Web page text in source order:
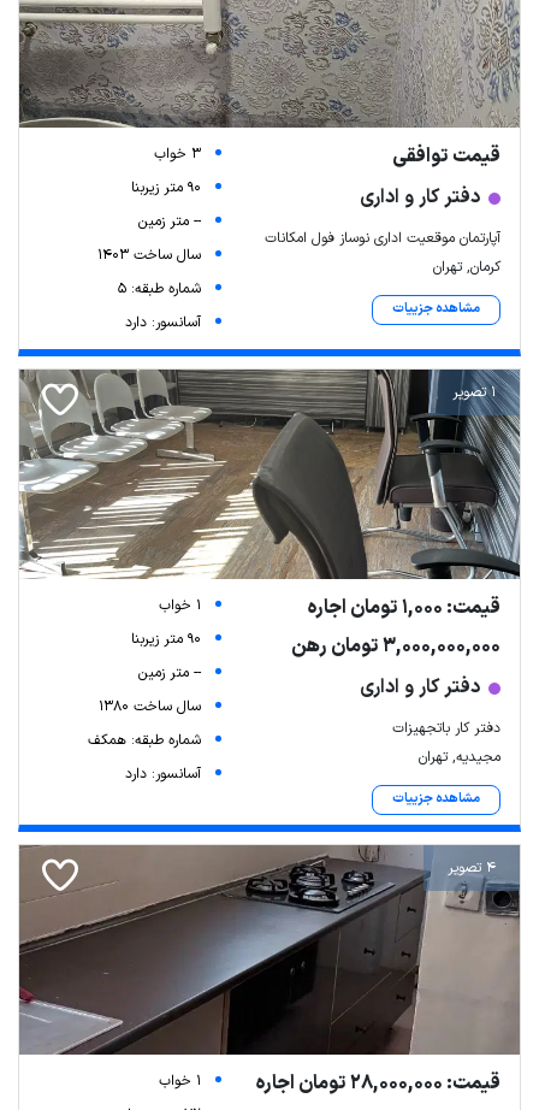
قیمت توافقی
دفتر کار و اداری
آپارتمان موقعیت اداری نوساز فول امکانات
کرمان, تهران
مشاهده جزییات
3 خواب
90 متر زیربنا
-- متر زمین
سال ساخت 1403
شماره طبقه: 5
آسانسور: دارد
1 تصویر
قیمت: 1,000 تومان اجاره
3,000,000,000 تومان رهن
دفتر کار و اداری
دفتر کار باتجهیزات
مجیدیه, تهران
مشاهده جزییات
1 خواب
90 متر زیربنا
-- متر زمین
سال ساخت 1380
شماره طبقه: همکف
آسانسور: دارد
4 تصویر
قیمت: 28,000,000 تومان اجاره
1 خواب